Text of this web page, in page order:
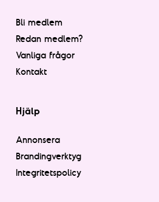
Bli medlem
Redan medlem?
Vanliga frågor
Kontakt
Hjälp
Annonsera
Brandingverktyg
Integritetspolicy